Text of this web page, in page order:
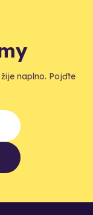
naplno. Pojďte